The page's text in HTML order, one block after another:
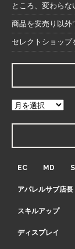
ところ、変わらな
商品を安売り以外
セレクトショップ
EC MD
アパレルサブ店長
スキルアップ
ディスプレイ